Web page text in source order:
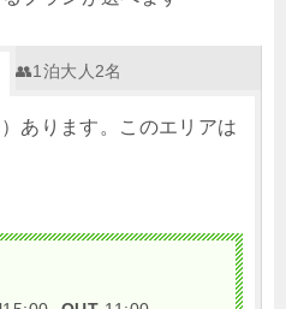
👥1泊大人2名
あります。このエリアは